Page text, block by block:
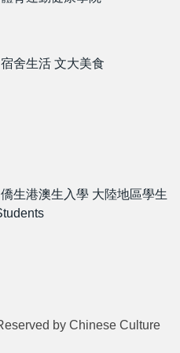
宿舍生活 文大美食
僑生港澳生入學 大陸地區學生
by Chinese Culture